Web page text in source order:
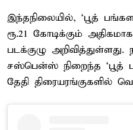
இந்தநிலையில், ‘பூத்
ரூ.21 கோடிக்கும்
படக்குழு
சஸ்பென்ஸ் நிறைந்த ‘பூத்
தேதி திரையரங்குகளில்